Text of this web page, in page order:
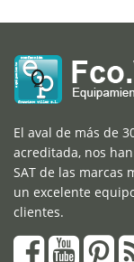
El aval de más de
acreditada, nos
SAT de las marcas
un excelente
clientes.